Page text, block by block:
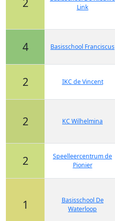
Link
4 Basisschool Franciscus
2 IKC de Vincent
2 KC Wilhelmina
2
Speelleercentrum de
Pionier
1
Basisschool De
Waterloop